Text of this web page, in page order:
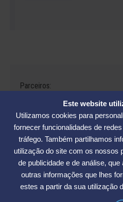
Este website
Utilizamos cookies para
fornecer funcionalidades de
tráfego. Também partilhamos
utilização do site com os nossos
de publicidade e de análise,
outras informações que lhes
estes a partir da sua utilização
Parceiros:
Avenida César Seara, 560 -
- (48) 3234-2089 - (48) 3233-5370. |
Sede de Praia: Rua Elke Hering, 70,
Telefone 48 3365-5789 | E-mail: